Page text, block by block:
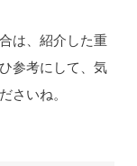
は、紹介した重
参考にして、気
さいね。